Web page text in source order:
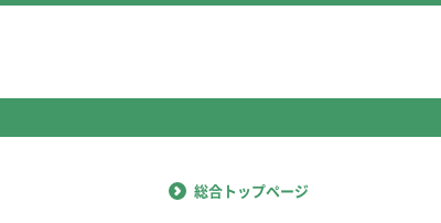
総合トップページ